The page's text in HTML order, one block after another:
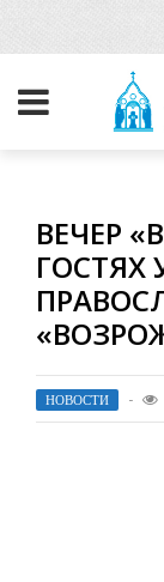
ВЕЧЕР
ГОСТЯХ
НОВОСТИ